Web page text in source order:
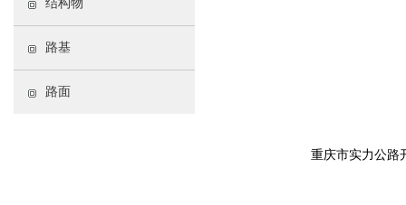
路基
路面
重庆市实力公路